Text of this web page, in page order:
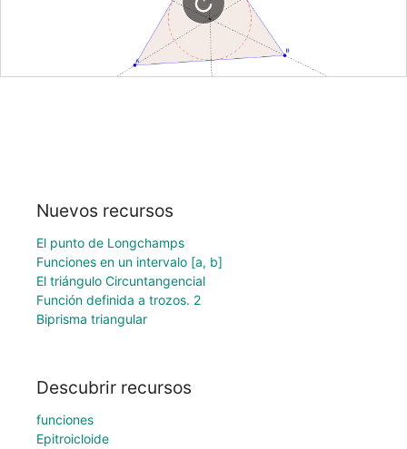
Nuevos recursos
El punto de Longchamps
Funciones en un intervalo [a, b]
El triángulo Circuntangencial
Función definida a trozos. 2
Biprisma triangular
Descubrir recursos
funciones
Epitroicloide